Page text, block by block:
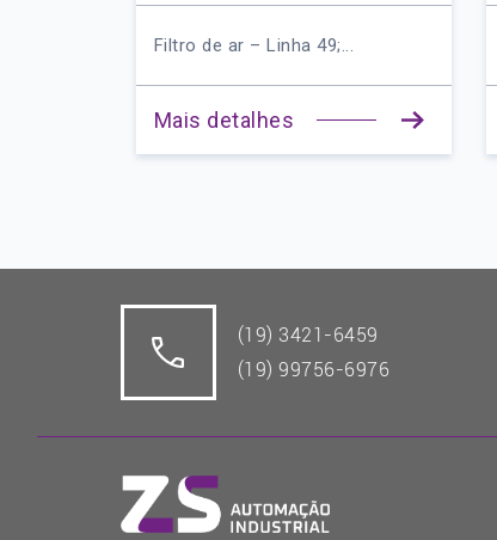
Filtro de ar – Linha 49;...
Mais detalhes
(19) 3421-6459
(19) 99756-6976